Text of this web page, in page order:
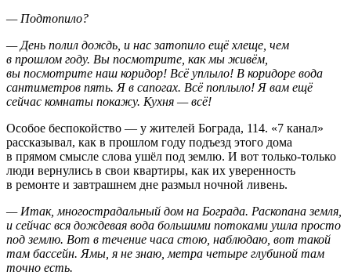
— Подтопило?
— День полил дождь, и нас затопило ещё хлеще, чем
в прошлом году. Вы посмотрите, как мы живём,
вы посмотрите наш коридор! Всё уплыло! В коридоре вода
сантиметров пять. Я в сапогах. Всё поплыло! Я вам ещё
сейчас комнаты покажу. Кухня — всё!
Особое беспокойство — у жителей Бограда, 114. «7 канал»
рассказывал, как в прошлом году подъезд этого дома
в прямом смысле слова ушёл под землю. И вот только-только
люди вернулись в свои квартиры, как их уверенность
в ремонте и завтрашнем дне размыл ночной ливень.
— Итак, многострадальный дом на Бограда. Раскопана земля,
и сейчас вся дождевая вода большими потоками ушла просто
под землю. Вот в течение часа стою, наблюдаю, вот такой
там бассейн. Ямы, я не знаю, метра четыре глубиной там
точно есть.